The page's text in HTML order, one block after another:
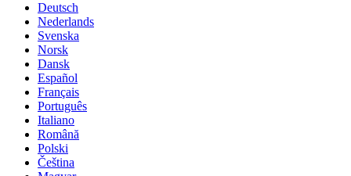
Deutsch
Nederlands
Svenska
Norsk
Dansk
Español
Français
Português
Italiano
Română
Polski
Čeština